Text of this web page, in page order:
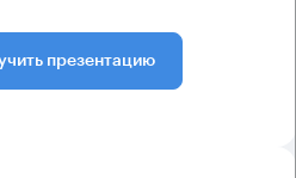
презентацию